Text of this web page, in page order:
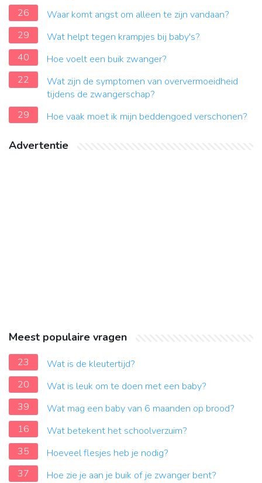
26
Waar komt angst om alleen te zijn vandaan?
29
Wat helpt tegen krampjes bij baby's?
40
Hoe voelt een buik zwanger?
22
Wat zijn de symptomen van oververmoeidheid
tijdens de zwangerschap?
29
Hoe vaak moet ik mijn beddengoed verschonen?
Advertentie
Meest populaire vragen
23
Wat is de kleutertijd?
20
Wat is leuk om te doen met een baby?
39
Wat mag een baby van 6 maanden op brood?
16
Wat betekent het schoolverzuim?
35
Hoeveel flesjes heb je nodig?
37
Hoe zie je aan je buik of je zwanger bent?